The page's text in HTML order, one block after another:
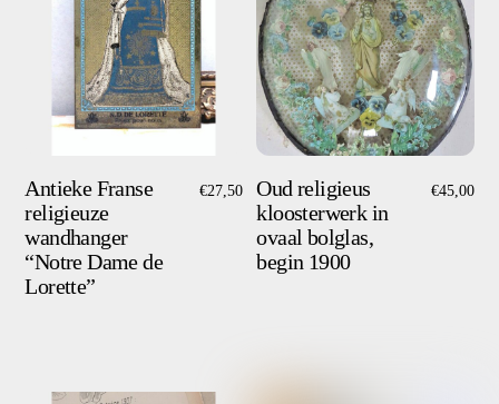
Antieke Franse
religieuze
wandhanger
“Notre Dame de
Lorette”
€27,50
Oud religieus
kloosterwerk in
ovaal bolglas,
begin 1900
€45,00